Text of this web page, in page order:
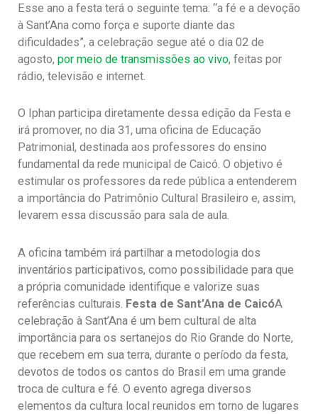
Esse ano a festa terá o seguinte tema: “a fé e a devoção
à Sant’Ana como força e suporte diante das
dificuldades”, a celebração segue até o dia 02 de
agosto, por meio de transmissões ao vivo, feitas por
rádio, televisão e internet.
O Iphan participa diretamente dessa edição da Festa e
irá promover, no dia 31, uma oficina de Educação
Patrimonial, destinada aos professores do ensino
fundamental da rede municipal de Caicó. O objetivo é
estimular os professores da rede pública a entenderem
a importância do Patrimônio Cultural Brasileiro e, assim,
levarem essa discussão para sala de aula.
A oficina também irá partilhar a metodologia dos
inventários participativos, como possibilidade para que
a própria comunidade identifique e valorize suas
referências culturais. Festa de Sant’Ana de CaicóA
celebração à Sant’Ana é um bem cultural de alta
importância para os sertanejos do Rio Grande do Norte,
que recebem em sua terra, durante o período da festa,
devotos de todos os cantos do Brasil em uma grande
troca de cultura e fé. O evento agrega diversos
elementos da cultura local reunidos em torno de lugares